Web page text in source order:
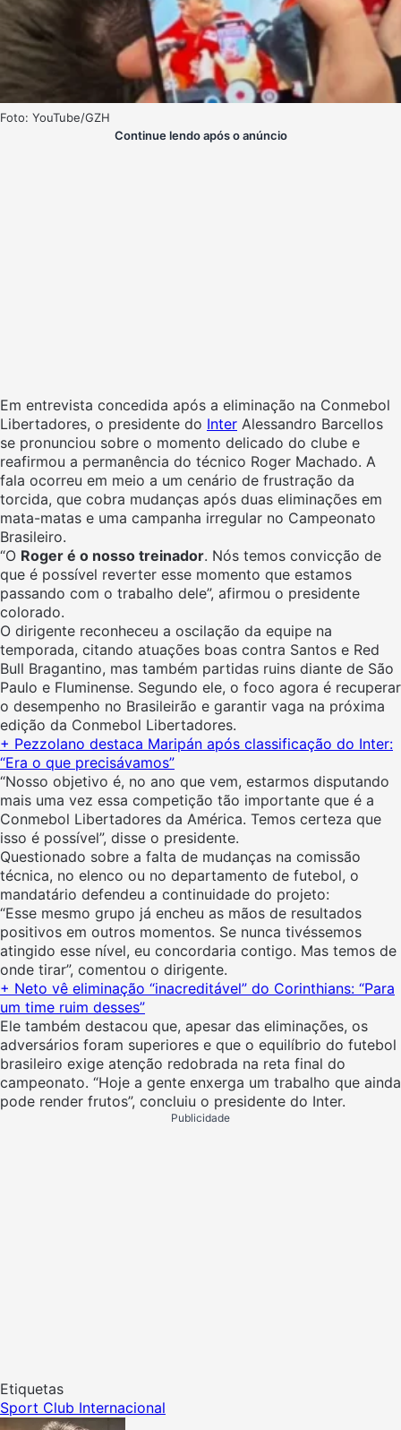
Foto: YouTube/GZH
Continue lendo após o anúncio
Em entrevista concedida após a eliminação na Conmebol
Libertadores, o presidente do Inter Alessandro Barcellos
se pronunciou sobre o momento delicado do clube e
reafirmou a permanência do técnico Roger Machado. A
fala ocorreu em meio a um cenário de frustração da
torcida, que cobra mudanças após duas eliminações em
mata-matas e uma campanha irregular no Campeonato
Brasileiro.
“O Roger é o nosso treinador. Nós temos convicção de
que é possível reverter esse momento que estamos
passando com o trabalho dele”, afirmou o presidente
colorado.
O dirigente reconheceu a oscilação da equipe na
temporada, citando atuações boas contra Santos e Red
Bull Bragantino, mas também partidas ruins diante de São
Paulo e Fluminense. Segundo ele, o foco agora é recuperar
o desempenho no Brasileirão e garantir vaga na próxima
edição da Conmebol Libertadores.
+ Pezzolano destaca Maripán após classificação do Inter:
“Era o que precisávamos”
“Nosso objetivo é, no ano que vem, estarmos disputando
mais uma vez essa competição tão importante que é a
Conmebol Libertadores da América. Temos certeza que
isso é possível”, disse o presidente.
Questionado sobre a falta de mudanças na comissão
técnica, no elenco ou no departamento de futebol, o
mandatário defendeu a continuidade do projeto:
“Esse mesmo grupo já encheu as mãos de resultados
positivos em outros momentos. Se nunca tivéssemos
atingido esse nível, eu concordaria contigo. Mas temos de
onde tirar”, comentou o dirigente.
+ Neto vê eliminação “inacreditável” do Corinthians: “Para
um time ruim desses”
Ele também destacou que, apesar das eliminações, os
adversários foram superiores e que o equilíbrio do futebol
brasileiro exige atenção redobrada na reta final do
campeonato. “Hoje a gente enxerga um trabalho que ainda
pode render frutos”, concluiu o presidente do Inter.
Publicidade
Etiquetas
Sport Club Internacional